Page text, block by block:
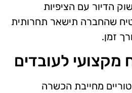
הדיור עם הציפיות
שהחברה תישאר תחרותית
זמן.
מקצועי לעובדים
מחייבת הכשרה